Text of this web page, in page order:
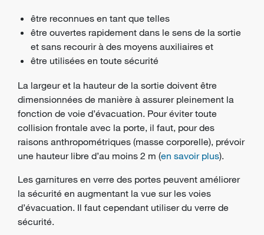
être reconnues en tant que telles
être ouvertes rapidement dans le sens de la sortie
et sans recourir à des moyens auxiliaires et
être utilisées en toute sécurité
La largeur et la hauteur de la sortie doivent être
dimensionnées de manière à assurer pleinement la
fonction de voie d’évacuation. Pour éviter toute
collision frontale avec la porte, il faut, pour des
raisons anthropométriques (masse corporelle), prévoir
une hauteur libre d’au moins 2 m (en savoir plus).
Les garnitures en verre des portes peuvent améliorer
la sécurité en augmentant la vue sur les voies
d’évacuation. Il faut cependant utiliser du verre de
sécurité.